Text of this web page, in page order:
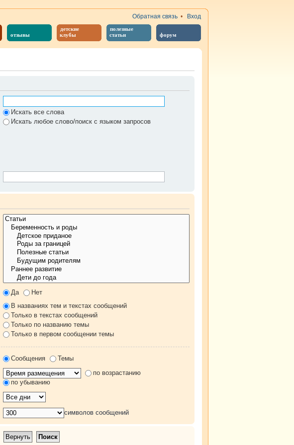
отзывы
детские
клубы
полезные
статьи
форум
Обратная связь • Вход
Искать все слова
Искать любое слово/поиск с языком запросов
Да
Нет
В названиях тем и текстах сообщений
Только в текстах сообщений
Только по названию темы
Только в первом сообщении темы
Сообщения
Темы
по возрастанию
по убыванию
символов сообщений